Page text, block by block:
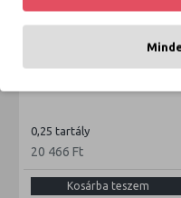
0,25 tartály
20 466 Ft
Kosárba teszem